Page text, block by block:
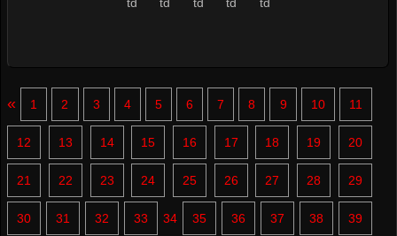
« 1 2 3 4 5 6 7 8 9 10 11
12 13 14 15 16 17 18 19 20
21 22 23 24 25 26 27 28 29
30 31 32 33 34 35 36 37 38 39